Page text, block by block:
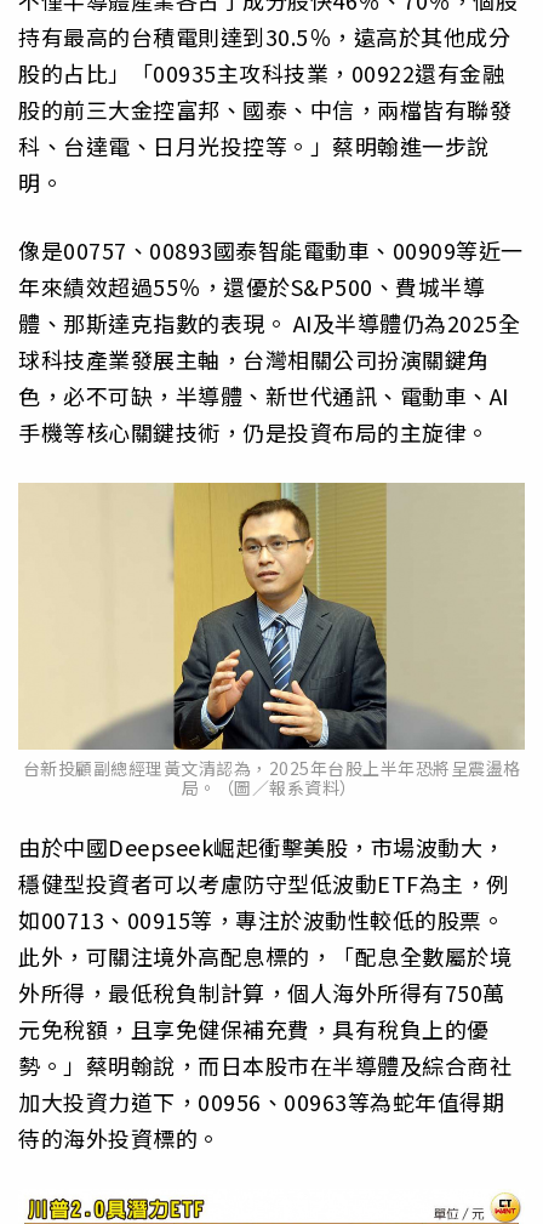
持有最高的台積電則達到30.5％，遠高於其他成分
股的占比」「00935主攻科技業，00922還有金融
股的前三大金控富邦、國泰、中信，兩檔皆有聯發
科、台達電、日月光投控等。」蔡明翰進一步說
明。
像是00757、00893國泰智能電動車、00909等近一
年來績效超過55％，還優於S&P500、費城半導
體、那斯達克指數的表現。 AI及半導體仍為2025全
球科技產業發展主軸，台灣相關公司扮演關鍵角
色，必不可缺，半導體、新世代通訊、電動車、AI
手機等核心關鍵技術，仍是投資布局的主旋律。
台新投顧副總經理黃文清認為，2025年台股上半年恐將呈震盪格
局。（圖／報系資料）
由於中國Deepseek崛起衝擊美股，市場波動大，
穩健型投資者可以考慮防守型低波動ETF為主，例
如00713、00915等，專注於波動性較低的股票。
此外，可關注境外高配息標的，「配息全數屬於境
外所得，最低稅負制計算，個人海外所得有750萬
元免稅額，且享免健保補充費，具有稅負上的優
勢。」蔡明翰說，而日本股市在半導體及綜合商社
加大投資力道下，00956、00963等為蛇年值得期
待的海外投資標的。